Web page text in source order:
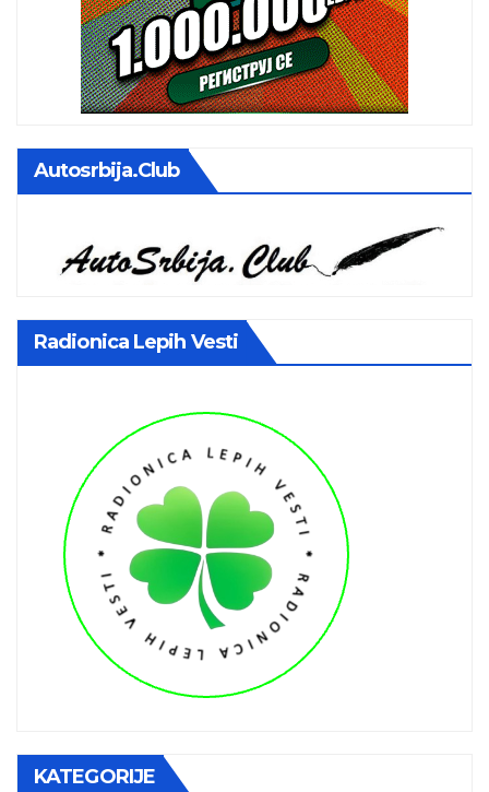
Autosrbija.club
Radionica Lepih Vesti
KATEGORIJE